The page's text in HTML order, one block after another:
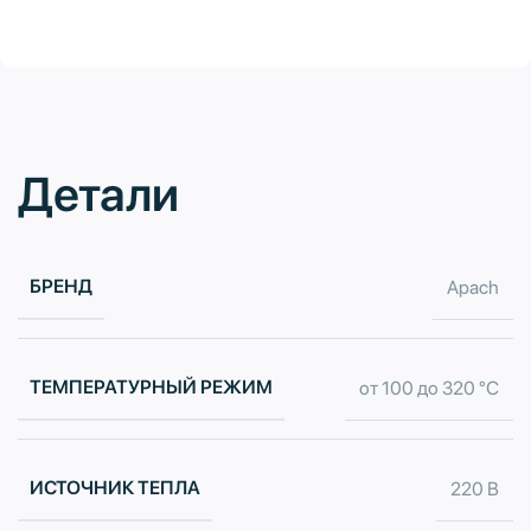
Детали
БРЕНД Apach
ТЕМПЕРАТУРНЫЙ РЕЖИМ от 100 до 320 °С
ИСТОЧНИК ТЕПЛА 220 В